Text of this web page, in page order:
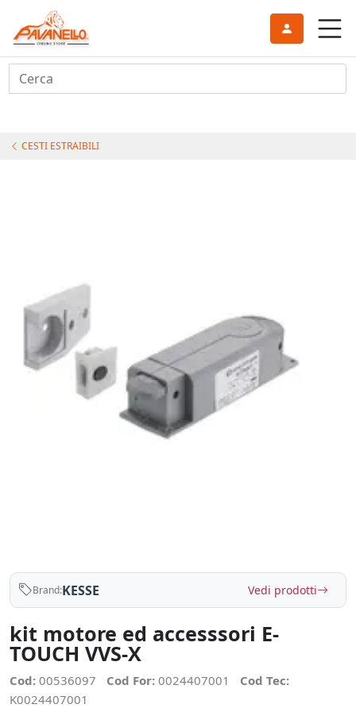
Cerca
CESTI ESTRAIBILI
Brand:KESSE Vedi prodotti
kit motore ed accesssori E-
TOUCH VVS-X
Cod: 00536097 Cod For: 0024407001
Cod Tec:
K0024407001